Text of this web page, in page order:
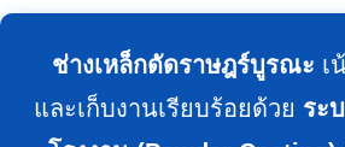
ช่างเหล็กดัดราษฎร์บูรณะ เ
และเก็บงานเรียบร้อยด้วย ระ